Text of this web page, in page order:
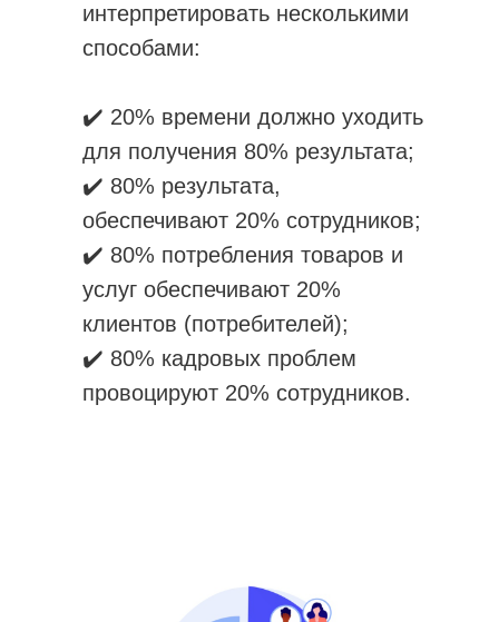
интерпретировать несколькими
способами:
✔️ 20% времени должно уходить
для получения 80% результата;
✔️ 80% результата,
обеспечивают 20% сотрудников;
✔️ 80% потребления товаров и
услуг обеспечивают 20%
клиентов (потребителей);
✔️ 80% кадровых проблем
провоцируют 20% сотрудников.